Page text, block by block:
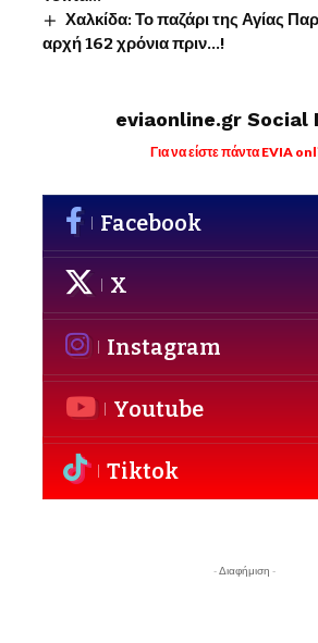
Χαλκίδα: Το παζάρι της Αγίας
αρχή 162 χρόνια πριν…!
eviaonline.gr Social
Για να είστε πάντα EVIA
Facebook
X
Instagram
Youtube
Tiktok
- Διαφήμιση -